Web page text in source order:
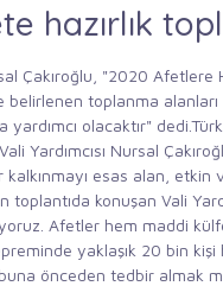
hazırlık
Çakıroğlu, "2020 Afetlere
belirlenen toplanma
olacaktır"
Yardımcısı Nursal
kalkınmayı esas alan,
konuşan Vali
Afetler hem maddi
yaklaşık 20 bin kişi
buna önceden tedbir almak